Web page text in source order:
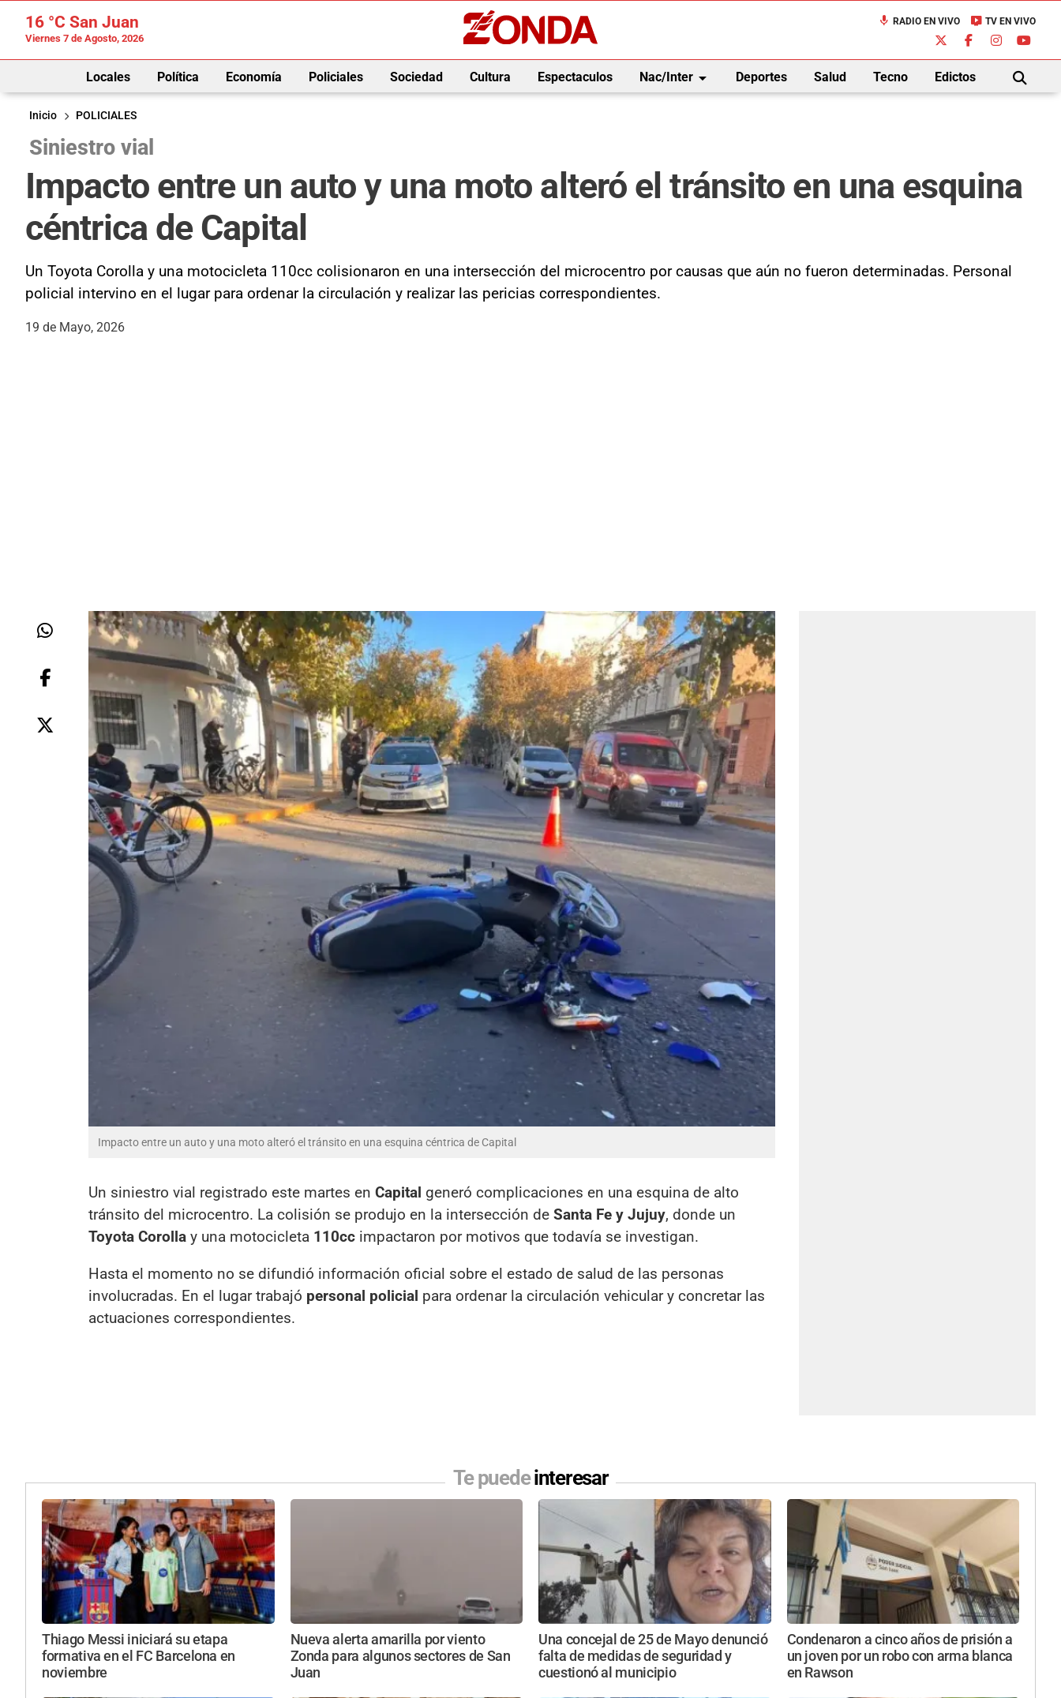
16 °C San Juan
Viernes 7 de Agosto, 2026
mic RADIO EN VIVO live_tv TV EN VIVO
Locales Política Economía Policiales Sociedad Cultura Espectaculos Nac/Interarrow_drop_down Deportes Salud Tecno Edictos
BUSCAR
Inicio
POLICIALES
Siniestro vial
Impacto entre un auto y una moto alteró el tránsito en una esquina
céntrica de Capital
Un Toyota Corolla y una motocicleta 110cc colisionaron en una intersección del microcentro por causas que aún no fueron determinadas. Personal
policial intervino en el lugar para ordenar la circulación y realizar las pericias correspondientes.
19 de Mayo, 2026
Impacto entre un auto y una moto alteró el tránsito en una esquina céntrica de Capital
Un siniestro vial registrado este martes en Capital generó complicaciones en una esquina de alto
tránsito del microcentro. La colisión se produjo en la intersección de Santa Fe y Jujuy, donde un
Toyota Corolla y una motocicleta 110cc impactaron por motivos que todavía se investigan.
Hasta el momento no se difundió información oficial sobre el estado de salud de las personas
involucradas. En el lugar trabajó personal policial para ordenar la circulación vehicular y concretar las
actuaciones correspondientes.
Te puedeinteresar
Thiago Messi iniciará su etapa
formativa en el FC Barcelona en
noviembre
Nueva alerta amarilla por viento
Zonda para algunos sectores de San
Juan
Una concejal de 25 de Mayo denunció
falta de medidas de seguridad y
cuestionó al municipio
Condenaron a cinco años de prisión a
un joven por un robo con arma blanca
en Rawson